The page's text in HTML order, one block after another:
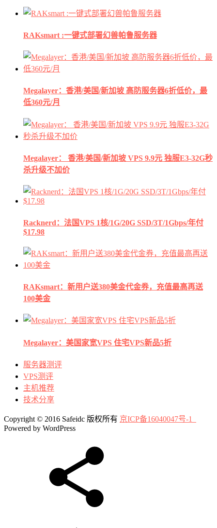
RAKsmart :一键式部署幻兽帕鲁服务器
Megalayer：香港/美国/新加坡 高防服务器6折低价，最
低360元/月
Megalayer： 香港/美国/新加坡 VPS 9.9元 独服E3-32G秒
杀升级不加价
Racknerd：法国VPS 1核/1G/20G SSD/3T/1Gbps/年付
$17.98
RAKsmart：新用户送380美金代金券，充值最高再送
100美金
Megalayer：美国家宽VPS 住宅VPS新品5折
服务器测评
VPS测评
主机推荐
技术分享
Copyright © 2016 Safeidc 版权所有 京ICP备16040047号-1
Powered by WordPress